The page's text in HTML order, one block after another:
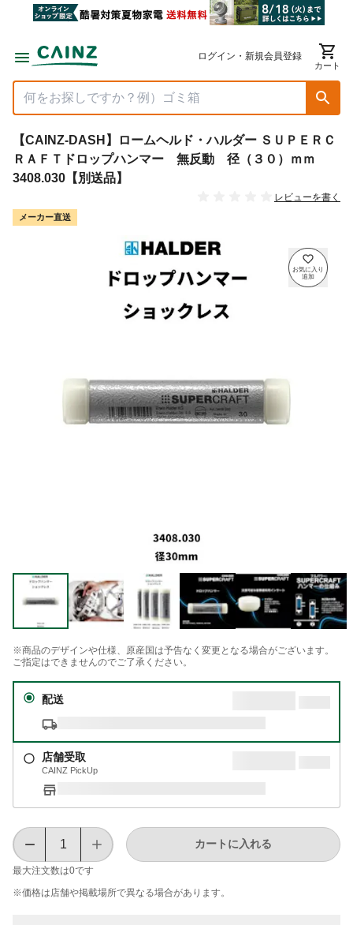
ログイン・新規会員登録
カート
【CAINZ-DASH】ロームヘルド・ハルダー ＳＵＰＥＲＣ
ＲＡＦＴドロップハンマー 無反動 径（３０）ｍｍ
3408.030【別送品】
レビューを書く
メーカー直送
※商品のデザインや仕様、原産国は予告なく変更となる場合がございます。
ご指定はできませんのでご了承ください。
配送
店舗受取
CAINZ PickUp
最大注文数は0です
カートに入れる
※価格は​店舗や​掲載場所で​異なる​場合が​あります。